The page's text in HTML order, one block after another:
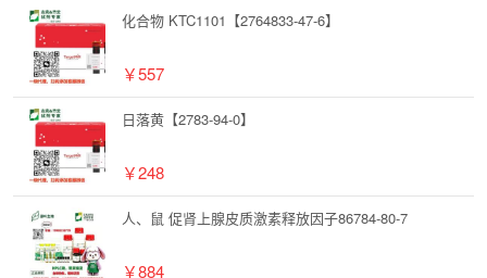
化合物 KTC1101【2764833-47-6】
￥557
日落黄【2783-94-0】
￥248
人、鼠 促肾上腺皮质激素释放因子86784-80-7
￥884